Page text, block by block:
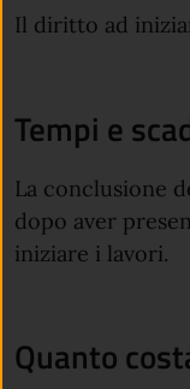
Il diritto ad
Tempi e
La conclusione
dopo aver
iniziare i lavori.
Quanto